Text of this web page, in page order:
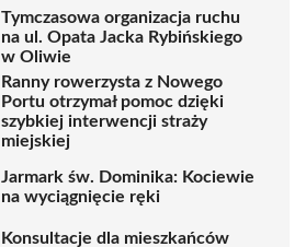
Tymczasowa organizacja ruchu
na ul. Opata Jacka Rybińskiego
w Oliwie
Ranny rowerzysta z Nowego
Portu otrzymał pomoc dzięki
szybkiej interwencji straży
miejskiej
Jarmark św. Dominika: Kociewie
na wyciągnięcie ręki
Konsultacje dla mieszkańców